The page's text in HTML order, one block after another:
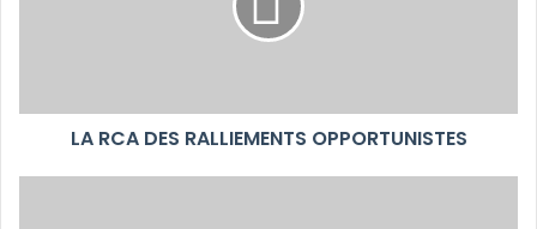
LA RCA DES RALLIEMENTS OPPORTUNISTES